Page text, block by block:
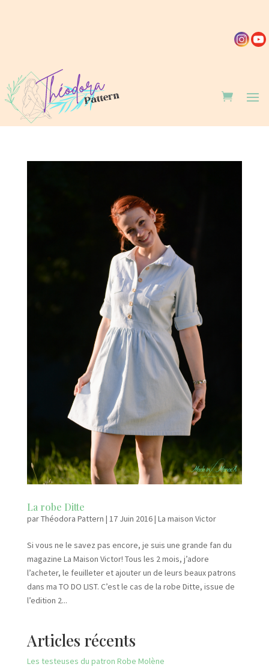
La robe Ditte
parThéodora Pattern | 17 Juin 2016| La maison Victor
Si vous ne le savez pas encore, je suis une grande fan du
magazine La Maison Victor! Tous les 2 mois, j’adore
l’acheter, le feuilleter et ajouter un de leurs beaux patrons
dans ma TO DO LIST. C’est le cas de la robe Ditte, issue de
l’edition 2...
Articles récents
Les testeuses du patron Robe Molène